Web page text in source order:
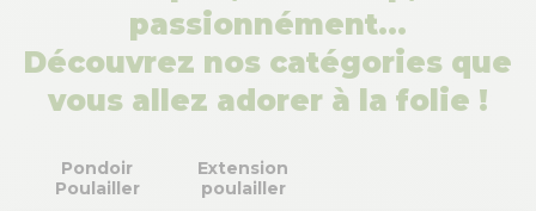
passionnément…
Découvrez nos catégories que
vous allez adorer à la folie !
Pondoir
Poulailler
Extension
poulailler